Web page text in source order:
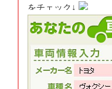
をチェック↓